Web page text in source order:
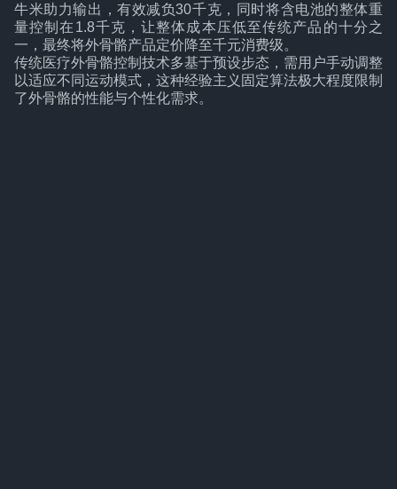
牛米助力输出，有效减负30千克，同时将含电池的整体重
量控制在1.8千克，让整体成本压低至传统产品的十分之
一，最终将外骨骼产品定价降至千元消费级。
传统医疗外骨骼控制技术多基于预设步态，需用户手动调整
以适应不同运动模式，这种经验主义固定算法极大程度限制
了外骨骼的性能与个性化需求。